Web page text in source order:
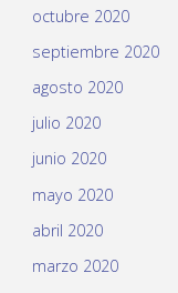
octubre 2020
septiembre 2020
agosto 2020
julio 2020
junio 2020
mayo 2020
abril 2020
marzo 2020